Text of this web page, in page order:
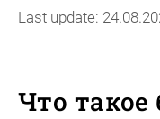
Last update:
Что такое